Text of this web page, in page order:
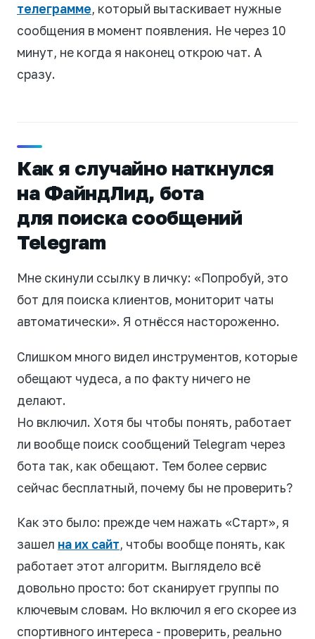
телеграмме, который вытаскивает нужные
сообщения в момент появления. Не через 10
минут, не когда я наконец открою чат. А
сразу.
Как я случайно наткнулся
на ФайндЛид, бота
для поиска сообщений
Telegram
Мне скинули ссылку в личку: «Попробуй, это
бот для поиска клиентов, мониторит чаты
автоматически». Я отнёсся настороженно.
Слишком много видел инструментов, которые
обещают чудеса, а по факту ничего не
делают.
Но включил. Хотя бы чтобы понять, работает
ли вообще поиск сообщений Telegram через
бота так, как обещают. Тем более сервис
сейчас бесплатный, почему бы не проверить?
Как это было: прежде чем нажать «Старт», я
зашел на их сайт, чтобы вообще понять, как
работает этот алгоритм. Выглядело всё
довольно просто: бот сканирует группы по
ключевым словам. Но включил я его скорее из
спортивного интереса - проверить, реально